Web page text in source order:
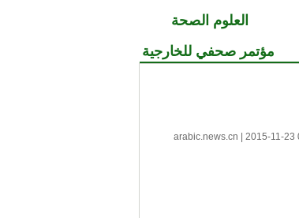
العلوم الصحة
مؤتمر صحفي للخارجية
arabic.news.cn 2015-11-23